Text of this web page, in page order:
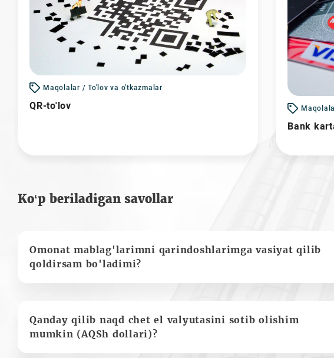
Maqolalar / To'lov va o'tkazmalar
QR-to'lov
Bank
Ko‘p beriladigan savollar
Omonat mablag'larimni qarindoshlarimga vasiyat qilib
qoldirsam bo'ladimi?
Qanday qilib naqd chet el valyutasini sotib olishim
mumkin (AQSh dollari)?